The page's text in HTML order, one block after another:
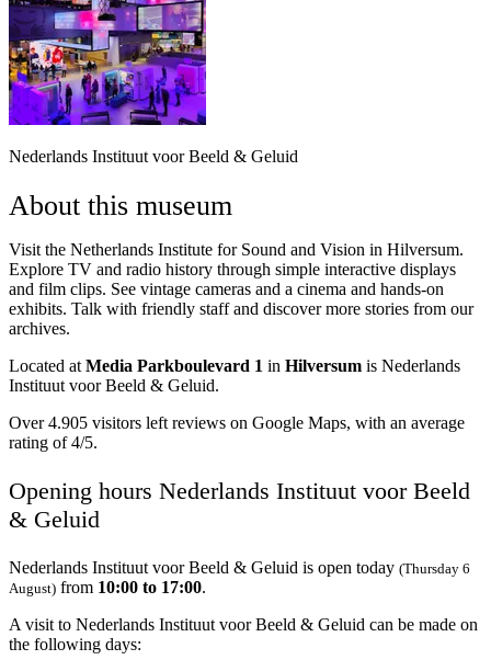
Nederlands Instituut voor Beeld & Geluid
About this museum
Visit the Netherlands Institute for Sound and Vision in Hilversum.
Explore TV and radio history through simple interactive displays
and film clips. See vintage cameras and a cinema and hands-on
exhibits. Talk with friendly staff and discover more stories from our
archives.
Located at Media Parkboulevard 1 in Hilversum is Nederlands
Instituut voor Beeld & Geluid.
Over 4.905 visitors left reviews on Google Maps, with an average
rating of 4/5.
Opening hours Nederlands Instituut voor Beeld
& Geluid
Nederlands Instituut voor Beeld & Geluid is open today (Thursday 6
August) from 10:00 to 17:00.
A visit to Nederlands Instituut voor Beeld & Geluid can be made on
the following days: